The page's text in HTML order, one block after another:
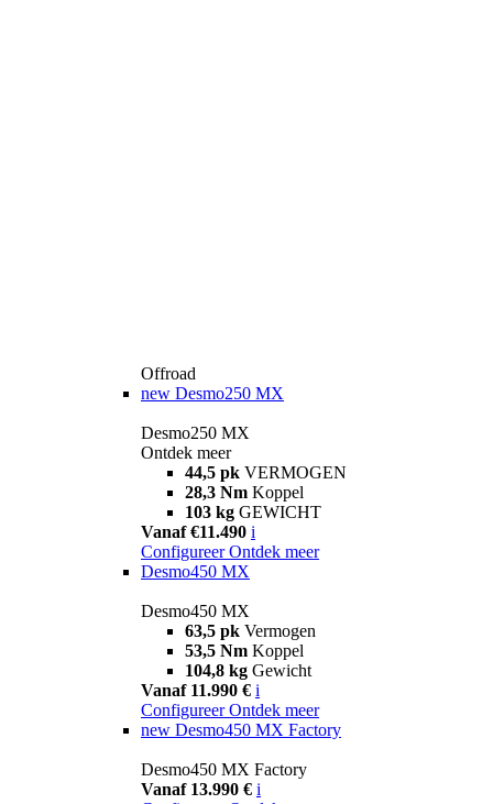
Offroad
new Desmo250 MX
Desmo250 MX
Ontdek meer
44,5 pk VERMOGEN
28,3 Nm Koppel
103 kg GEWICHT
Vanaf €11.490 i
Configureer Ontdek meer
Desmo450 MX
Desmo450 MX
63,5 pk Vermogen
53,5 Nm Koppel
104,8 kg Gewicht
Vanaf 11.990 € i
Configureer Ontdek meer
new Desmo450 MX Factory
Desmo450 MX Factory
Vanaf 13.990 € i